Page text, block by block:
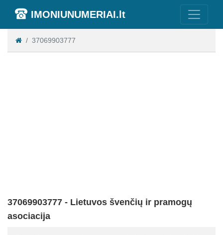
IMONIUNUMERIAI.lt
37069903777
37069903777 - Lietuvos švenčių ir pramogų
asociacija